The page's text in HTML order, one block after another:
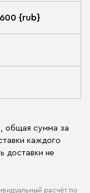
600 {rub}
общая сумма за
каждого
доставки не
расчёт по